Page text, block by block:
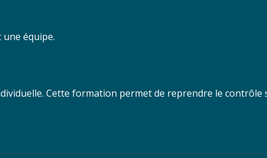
équipe.
Cette formation permet de reprendre le contrôle